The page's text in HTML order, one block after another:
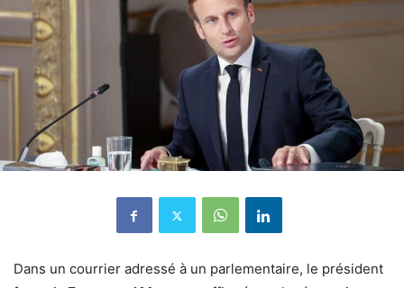
Dans un courrier adressé à un parlementaire, le président